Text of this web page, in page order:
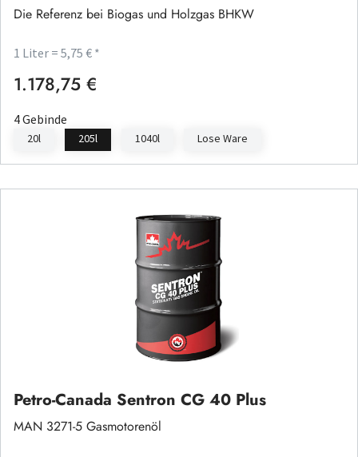
Die Referenz bei Biogas und Holzgas BHKW
1 Liter = 5,75 € *
Regulärer Preis:
1.178,75 €
4 Gebinde
20l 205l 1040l Lose Ware
Petro-Canada Sentron CG 40 Plus
MAN 3271-5 Gasmotorenöl